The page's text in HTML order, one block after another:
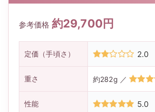
参考価格 約29,700円
定価（手頃さ） 2.0
重さ 約282g ／
性能 5.0